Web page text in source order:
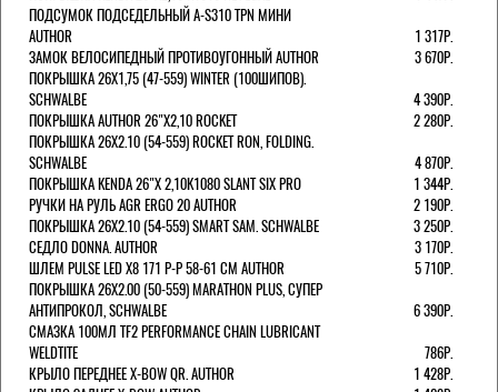
ПОДСУМОК ПОДСЕДЕЛЬНЫЙ A-S310 TPN МИНИ
AUTHOR
1 317Р.
ЗАМОК ВЕЛОСИПЕДНЫЙ ПРОТИВОУГОННЫЙ AUTHOR
3 670Р.
ПОКРЫШКА 26X1,75 (47-559) WINTER (100ШИПОВ).
SCHWALBE
4 390Р.
ПОКРЫШКА AUTHOR 26"Х2,10 ROCKET
2 280Р.
ПОКРЫШКА 26X2.10 (54-559) ROCKET RON, FOLDING.
SCHWALBE
4 870Р.
ПОКРЫШКА KENDA 26"Х 2,10K1080 SLANT SIX PRO
1 344Р.
РУЧКИ НА РУЛЬ AGR ERGO 20 AUTHOR
2 190Р.
ПОКРЫШКА 26X2.10 (54-559) SMART SAM. SCHWALBE
3 250Р.
СЕДЛО DONNA. AUTHOR
3 170Р.
ШЛЕМ PULSE LED X8 171 Р-Р 58-61 СМ AUTHOR
5 710Р.
ПОКРЫШКА 26X2.00 (50-559) MARATHON PLUS, СУПЕР
АНТИПРОКОЛ, SCHWALBE
6 390Р.
СМАЗКА 100МЛ TF2 PERFORMANCE CHAIN LUBRICANT
WELDTITE
786Р.
КРЫЛО ПЕРЕДНЕЕ X-BOW QR. AUTHOR
1 428Р.